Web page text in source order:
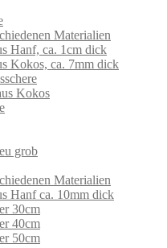
Materialien
Hanf, ca. 1cm dick
Kokos, ca. 7mm dick
Kokos
grob
Materialien
Hanf ca. 10mm dick
30cm
40cm
50cm